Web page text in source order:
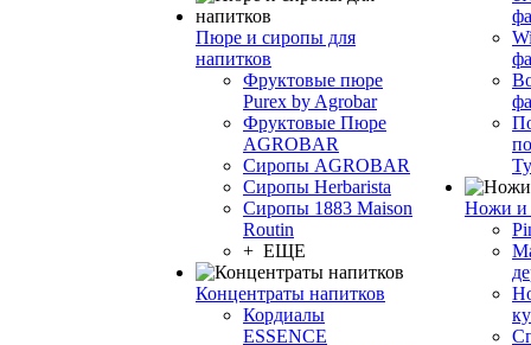
Пюре и сиропы для
напитков
Фруктовые пюре
Purex by Agrobar
Фруктовые Пюре
AGROBAR
Сиропы AGROBAR
Сиропы Herbarista
Сиропы 1883 Maison
Routin
+ ЕЩЕ
Концентраты напитков
Кордиалы
ESSENCE
Ножи и